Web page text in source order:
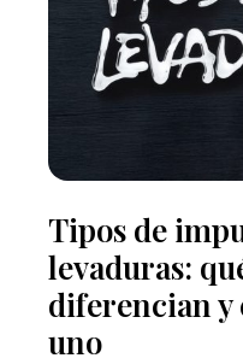
Tipos de
levaduras:
diferencian y
uno